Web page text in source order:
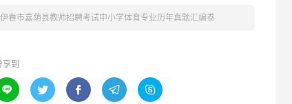
春市嘉荫县教师招聘考试中小学体育专业历年真题汇编卷
享到
    